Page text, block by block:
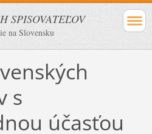
SPISOVATEĽOV
na Slovensku
s
účasťou